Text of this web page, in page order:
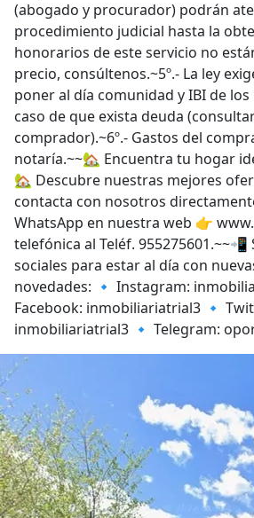
(abogado y procurador) podrán
procedimiento judicial hasta la
honorarios de este servicio no
precio, consúltenos.~5º.- La ley
poner al día comunidad y IBI de
caso de que exista deuda
comprador).~6º.- Gastos del
notaría.~~🏡 Encuentra tu hogar
🏡 Descubre nuestras mejores
contacta con nosotros
WhatsApp en nuestra web 👉
telefónica al Teléf. 955275601.~~📲
sociales para estar al día con
novedades: 🔹 Instagram:
Facebook: inmobiliariatrial3 🔹
inmobiliariatrial3 🔹 Telegram: